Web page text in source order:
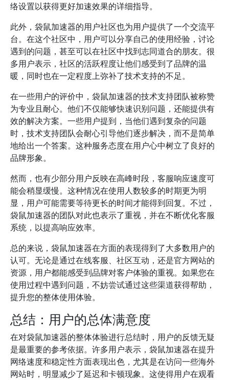
络设置以获得更好加速效果的详细指导。
此外，袋鼠加速器的用户社区也为用户提供了一个交流平
台。在这个社区中，用户可以分享自己的使用经验，讨论
遇到的问题，甚至可以在社区中找到志同道合的朋友。很
多用户表示，社区的活跃程度让他们感受到了品牌的温
暖，同时也在一定程度上弥补了技术支持的不足。
在一些用户的评价中，袋鼠加速器的技术支持团队被称赞
为专业且耐心。他们不仅能够快速识别问题，还能提供有
效的解决方案。一些用户提到，当他们遇到复杂的问题
时，技术支持团队会耐心引导他们逐步解决，而不是简单
地给出一个答案。这种服务态度在用户心中树立了良好的
品牌形象。
然而，也有少部分用户反映在高峰时段，客服响应速度可
能会稍显缓慢。这种情况在使用人数较多的时期更为明
显，用户可能需要等待更长的时间才能得到回复。不过，
袋鼠加速器的团队对此也表示了重视，并在不断优化客服
系统，以提高响应效率。
总的来说，袋鼠加速器在方面的表现得到了大多数用户的
认可。无论是通过在线客服、社区互动，还是官方网站的
资源，用户都能感受到品牌对客户体验的重视。如果您在
使用过程中遇到问题，不妨尝试通过这些渠道获得帮助，
提升您的整体使用体验。
总结：用户的总体满意度
在对袋鼠加速器的整体体验进行总结时，用户的反馈无疑
是最重要的参考依据。许多用户表示，袋鼠加速器在提升
网络速度和稳定性方面表现出色，尤其是在访问一些海外
网站时，明显减少了延迟和卡顿现象。这使得用户在观看